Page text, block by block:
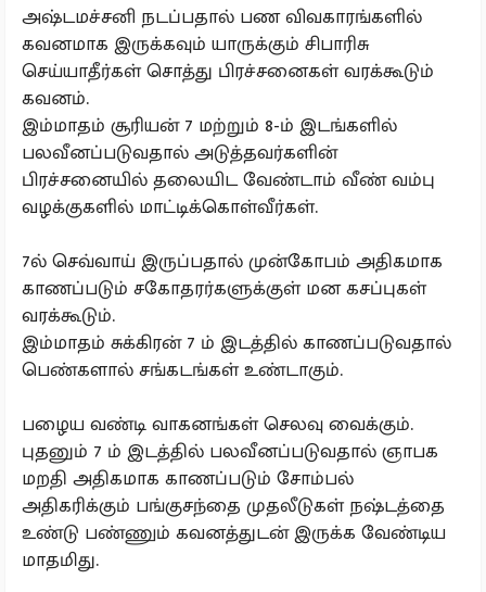
அஷ்டமச்சனி நடப்பதால் பண விவகாரங்களில்
கவனமாக இருக்கவும் யாருக்கும் சிபாரிசு
செய்யாதீர்கள் சொத்து பிரச்சனைகள் வரக்கூடும்
கவனம்.
இம்மாதம் சூரியன் 7 மற்றும் 8-ம் இடங்களில்
பலவீனப்படுவதால் அடுத்தவர்களின்
பிரச்சனையில் தலையிட வேண்டாம் வீண் வம்பு
வழக்குகளில் மாட்டிக்கொள்வீர்கள்.
7ல் செவ்வாய் இருப்பதால் முன்கோபம் அதிகமாக
காணப்படும் சகோதரர்களுக்குள் மன கசப்புகள்
வரக்கூடும்.
இம்மாதம் சுக்கிரன் 7 ம் இடத்தில் காணப்படுவதால்
பெண்களால் சங்கடங்கள் உண்டாகும்.
பழைய வண்டி வாகனங்கள் செலவு வைக்கும்.
புதனும் 7 ம் இடத்தில் பலவீனப்படுவதால் ஞாபக
மறதி அதிகமாக காணப்படும் சோம்பல்
அதிகரிக்கும் பங்குசந்தை முதலீடுகள் நஷ்டத்தை
உண்டு பண்ணும் கவனத்துடன் இருக்க வேண்டிய
மாதமிது.